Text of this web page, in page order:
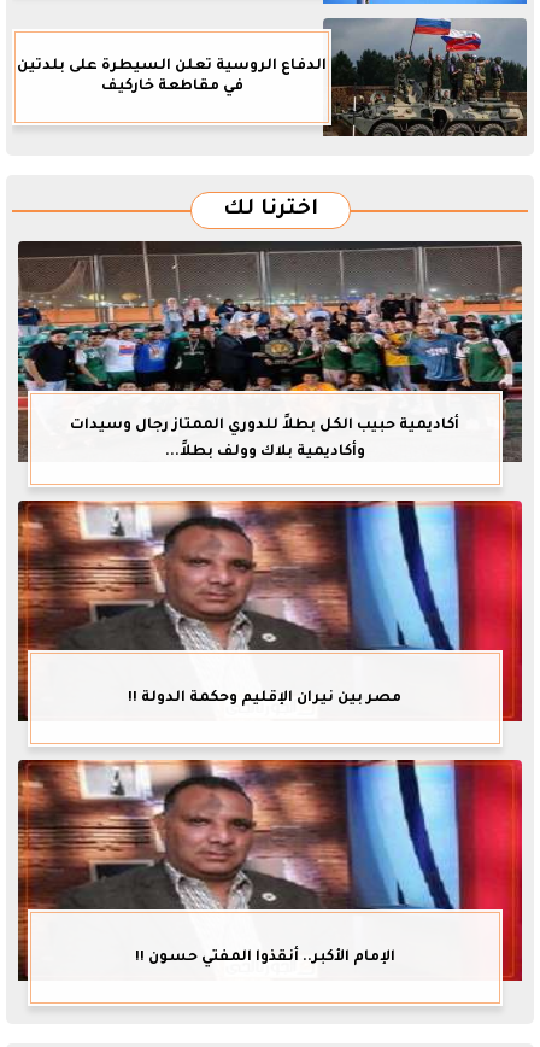
الدفاع الروسية تعلن السيطرة على بلدتين
في مقاطعة خاركيف
اخترنا لك
أكاديمية حبيب الكل بطلاً للدوري الممتاز رجال وسيدات
وأكاديمية بلاك وولف بطلاً...
مصر بين نيران الإقليم وحكمة الدولة !!
الإمام الأكبر.. أنقذوا المفتي حسون !!